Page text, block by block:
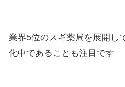
業界5位のスギ薬局を展開し
化中であることも注目です